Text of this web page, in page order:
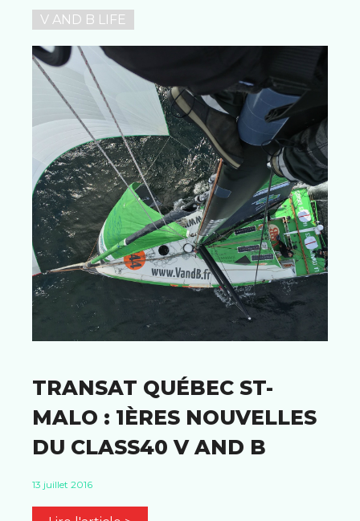
V AND B LIFE
TRANSAT QUÉBEC ST-
MALO : 1ÈRES NOUVELLES
DU CLASS40 V AND B
13 juillet 2016